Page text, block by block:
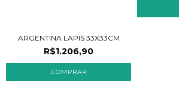
ARGENTINA LAPIS 33X33CM
R$1.206,90